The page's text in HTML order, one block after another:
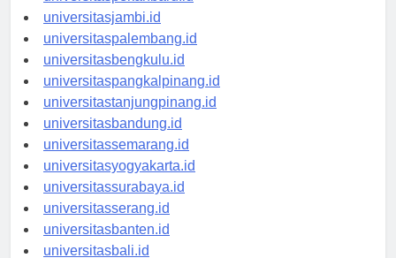
universitaspekanbaru.id
universitasjambi.id
universitaspalembang.id
universitasbengkulu.id
universitaspangkalpinang.id
universitastanjungpinang.id
universitasbandung.id
universitassemarang.id
universitasyogyakarta.id
universitassurabaya.id
universitasserang.id
universitasbanten.id